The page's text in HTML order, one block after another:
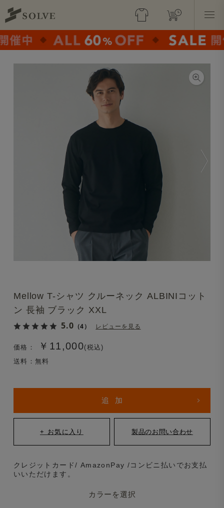
Mellow T-シャツ クルーネック ALBINIコット
ン 長袖 ブラック XXL
5.0 （4） レビューを見る
価格： ￥11,000(税込)
送料：無料
カラーを選択
クレジットカード/ AmazonPay /コンビニ払いでお支払
いいただけます。